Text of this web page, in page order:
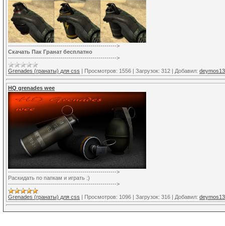
------------------------------------------------------>
Скачать Пак Гранат бесплатно
------------------------------------------------------>
Grenades (гранаты) для css Просмотров: 1556 Загрузок: 312 Добавил: deymos13
HQ grenades wee
------------------------------------------------------>
Раскидать по папкам и играть :)
------------------------------------------------------>
Grenades (гранаты) для css | Просмотров: 1096 | Загрузок: 316 | Добавил: deymos13